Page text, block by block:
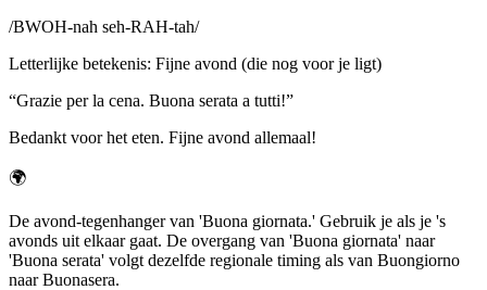
/BWOH-nah seh-RAH-tah/
Letterlijke betekenis: Fijne avond (die nog voor je ligt)
“Grazie per la cena. Buona serata a tutti!”
Bedankt voor het eten. Fijne avond allemaal!
🌍
De avond-tegenhanger van 'Buona giornata.' Gebruik je als je 's
avonds uit elkaar gaat. De overgang van 'Buona giornata' naar
'Buona serata' volgt dezelfde regionale timing als van Buongiorno
naar Buonasera.